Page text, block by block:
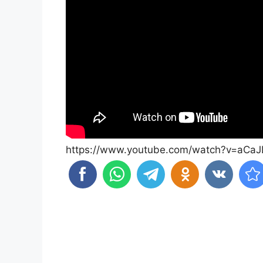
https://www.youtube.com/